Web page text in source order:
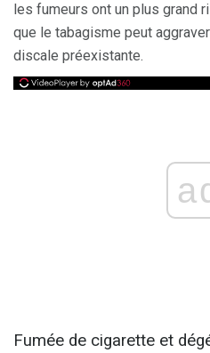
les fumeurs ont un plus grand
que le tabagisme peut
discale préexistante.
Fumée de cigarette et